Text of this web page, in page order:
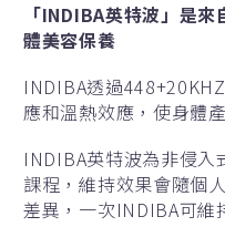
「INDIBA英特波」是
體美容保養
INDIBA透過
應和溫熱效應，使身體
INDIBA英特波為非侵入
課程，維持效果會隨個
差異，一次INDIBA可維